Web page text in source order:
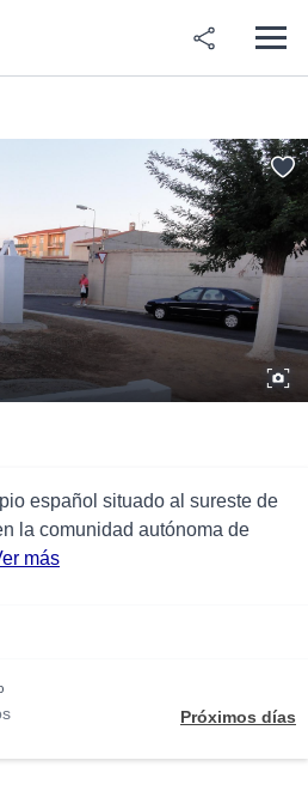
español situado al sureste de
la comunidad autónoma de
más
Próximos días